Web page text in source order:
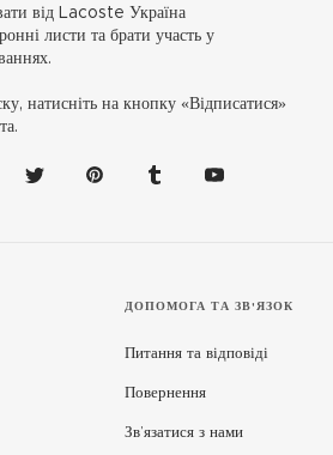
від Lacoste Україна
листи та брати участь у
натисніть на кнопку «Відписатися»
ДОПОМОГА ТА ЗВ'ЯЗОК
Питання та відповіді
Повернення
Зв’язатися з нами